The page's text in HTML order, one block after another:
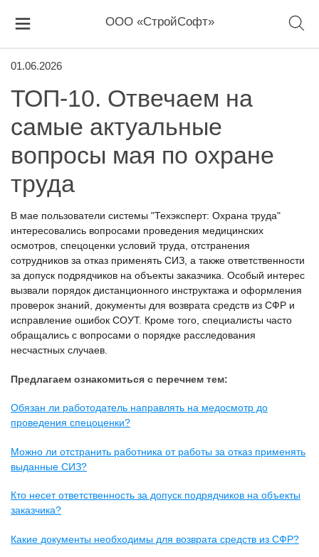
ООО «СтройСофт»
01.06.2026
ТОП-10. Отвечаем на
самые актуальные
вопросы мая по охране
труда
В мае пользователи системы "Техэксперт: Охрана труда"
интересовались вопросами проведения медицинских
осмотров, спецоценки условий труда, отстранения
сотрудников за отказ применять СИЗ, а также ответственности
за допуск подрядчиков на объекты заказчика. Особый интерес
вызвали порядок дистанционного инструктажа и оформления
проверок знаний, документы для возврата средств из СФР и
исправление ошибок СОУТ. Кроме того, специалисты часто
обращались с вопросами о порядке расследования
несчастных случаев.
Предлагаем ознакомиться с перечнем тем:
Обязан ли работодатель направлять на медосмотр до
проведения спецоценки?
Можно ли отстранить работника от работы за отказ применять
выданные СИЗ?
Кто несет ответственность за допуск подрядчиков на объекты
заказчика?
Какие документы необходимы для возврата средств из СФР?